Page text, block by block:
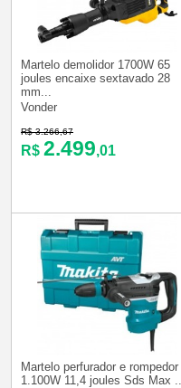
Martelo demolidor 1700W 65
joules encaixe sextavado 28
mm...
Vonder
R$ 3.266,67
R$ 2.499,01
Martelo perfurador e rompedor
1.100W 11,4 joules Sds Max ...